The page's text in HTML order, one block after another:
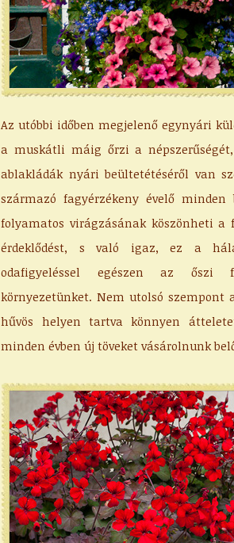
Az utóbbi időben megjelenő egynyári
a muskátli máig őrzi a
ablakládák nyári beültetétéséről van
származó fagyérzékeny évelő
folyamatos virágzásának köszönheti
érdeklődést, s való igaz, ez a
odafigyeléssel egészen az
környezetünket. Nem utolsó szempont
hűvös helyen tartva könnyen
minden évben új töveket vásárolnunk